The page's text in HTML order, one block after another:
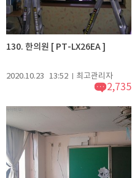
130. 한의원 [ PT-LX26EA ]
2020.10.23 13:52 최고관리자
2,735